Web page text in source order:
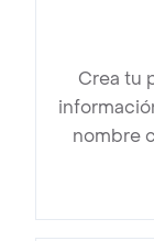
Crea tu
nombre